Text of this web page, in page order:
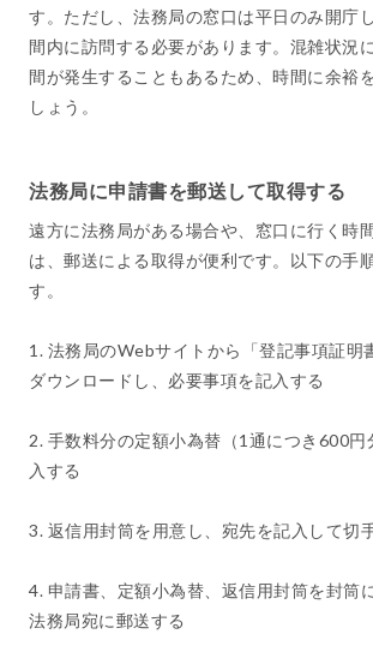
す。ただし、法務局の窓口は平日のみ開庁
間内に訪問する必要があります。混雑状況
間が発生することもあるため、時間に余裕
しょう。
法務局に申請書を郵送して取得する
遠方に法務局がある場合や、窓口に行く時
は、郵送による取得が便利です。以下の手
す。
1. 法務局のWebサイトから「登記事項証明
ダウンロードし、必要事項を記入する
2. 手数料分の定額小為替（1通につき600円
入する
3. 返信用封筒を用意し、宛先を記入して切
4. 申請書、定額小為替、返信用封筒を封筒
法務局宛に郵送する